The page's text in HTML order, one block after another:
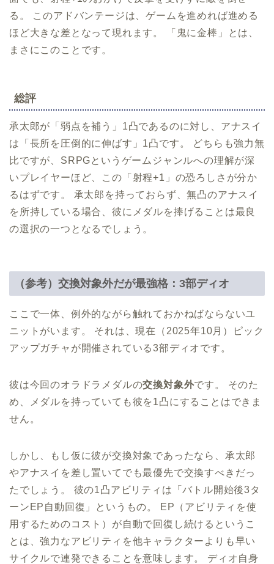
る。 このアドバンテージは、ゲームを進めれば進める
ほど大きな差となって現れます。 「鬼に金棒」とは、
まさにこのことです。
総評
承太郎が「弱点を補う」1凸であるのに対し、アナスイ
は「長所を圧倒的に伸ばす」1凸です。 どちらも強力無
比ですが、SRPGというゲームジャンルへの理解が深
いプレイヤーほど、この「射程+1」の恐ろしさが分か
るはずです。 承太郎を持っておらず、無凸のアナスイ
を所持している場合、彼にメダルを捧げることは最良
の選択の一つとなるでしょう。
（参考）交換対象外だが最強格：3部ディオ
ここで一体、例外的ながら触れておかねばならないユ
ニットがいます。 それは、現在（2025年10月）ピック
アップガチャが開催されている3部ディオです。
彼は今回のオラドラメダルの交換対象外です。 そのた
め、メダルを持っていても彼を1凸にすることはできま
せん。
しかし、もし仮に彼が交換対象であったなら、承太郎
やアナスイを差し置いてでも最優先で交換すべきだっ
たでしょう。 彼の1凸アビリティは「バトル開始後3タ
ーンEP自動回復」というもの。 EP（アビリティを使
用するためのコスト）が自動で回復し続けるというこ
とは、強力なアビリティを他キャラクターよりも早い
サイクルで連発できることを意味します。 ディオ自身